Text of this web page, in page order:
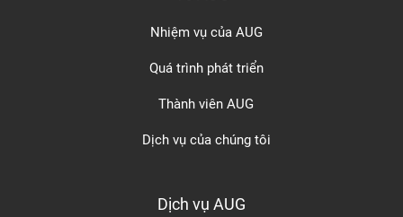
Nhiệm vụ của AUG
Quá trình phát triển
Thành viên AUG
Dịch vụ của chúng tôi
Dịch vụ AUG